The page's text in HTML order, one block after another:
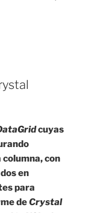
cuyas
con
en
para
deCrystal